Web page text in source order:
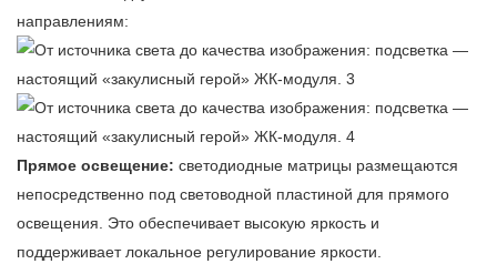
направлениям:
Прямое освещение: светодиодные матрицы размещаются
непосредственно под световодной пластиной для прямого
освещения. Это обеспечивает высокую яркость и
поддерживает локальное регулирование яркости.